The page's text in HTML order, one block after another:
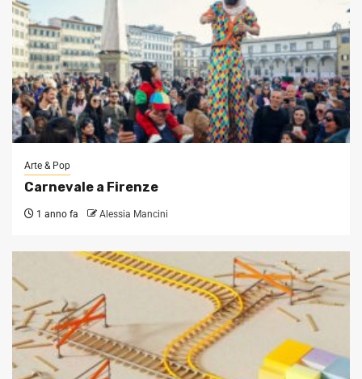
Arte & Pop
Carnevale a Firenze
1 anno fa Alessia Mancini